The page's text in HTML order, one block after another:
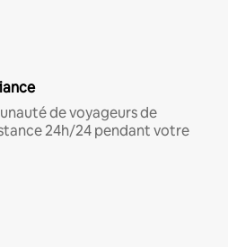
de voyageurs de
24h/24 pendant votre